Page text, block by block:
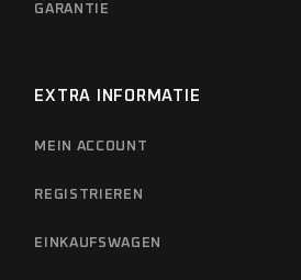
GARANTIE
EXTRA INFORMATIE
MEIN ACCOUNT
REGISTRIEREN
EINKAUFSWAGEN